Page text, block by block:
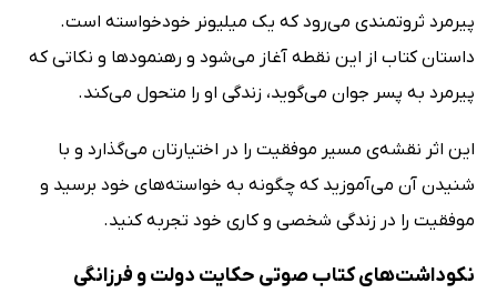
پیرمرد ثروتمندی می‌رود که یک میلیونر خودخواسته است.
داستان کتاب از این نقطه آغاز می‌شود و رهنمودها و نکاتی که
پیرمرد به پسر جوان می‌گوید، زندگی او را متحول می‌کند.
این اثر نقشه‌ی مسیر موفقیت را در اختیارتان می‌گذارد و با
شنیدن آن می‌آموزید که چگونه به خواسته‌های خود برسید و
موفقیت را در زندگی شخصی و کاری خود تجربه کنید.
نکوداشت‌های کتاب صوتی حکایت دولت و فرزانگی